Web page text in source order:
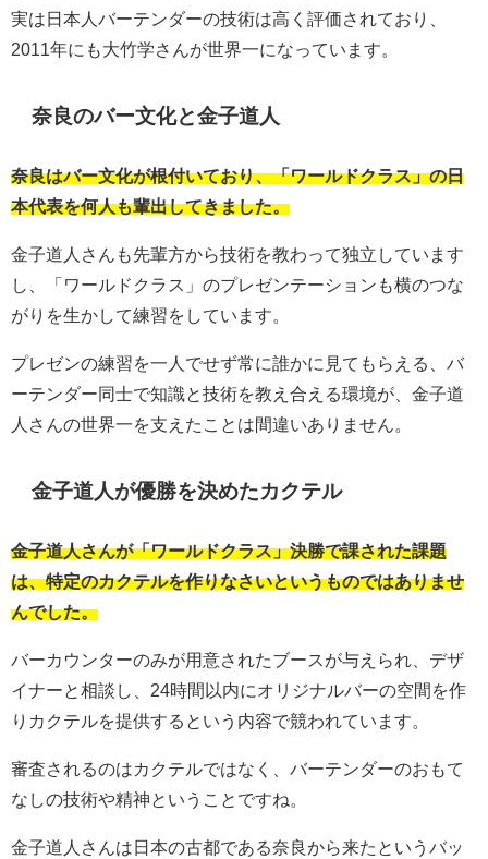
実は日本人バーテンダーの技術は高く評価されており、
2011年にも大竹学さんが世界一になっています。
奈良のバー文化と金子道人
奈良はバー文化が根付いており、「ワールドクラス」の日
本代表を何人も輩出してきました。
金子道人さんも先輩方から技術を教わって独立しています
し、「ワールドクラス」のプレゼンテーションも横のつな
がりを生かして練習をしています。
プレゼンの練習を一人でせず常に誰かに見てもらえる、バ
ーテンダー同士で知識と技術を教え合える環境が、金子道
人さんの世界一を支えたことは間違いありません。
金子道人が優勝を決めたカクテル
金子道人さんが「ワールドクラス」決勝で課された課題
は、特定のカクテルを作りなさいというものではありませ
んでした。
バーカウンターのみが用意されたブースが与えられ、デザ
イナーと相談し、24時間以内にオリジナルバーの空間を作
りカクテルを提供するという内容で競われています。
審査されるのはカクテルではなく、バーテンダーのおもて
なしの技術や精神ということですね。
金子道人さんは日本の古都である奈良から来たというバッ